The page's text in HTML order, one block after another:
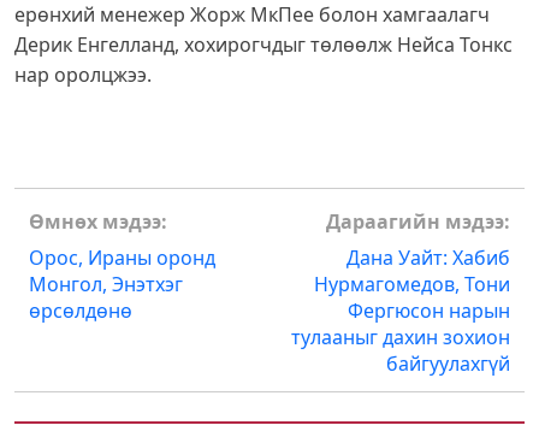
ерөнхий менежер Жорж МкПее болон хамгаалагч
Дерик Енгелланд, хохирогчдыг төлөөлж Нейса Тонкс
нар оролцжээ.
Post
navigation
Өмнөх мэдээ:
Орос, Ираны оронд
Монгол, Энэтхэг
өрсөлдөнө
Дараагийн мэдээ:
Дана Уайт: Хабиб
Нурмагомедов, Тони
Фергюсон нарын
тулааныг дахин зохион
байгуулахгүй